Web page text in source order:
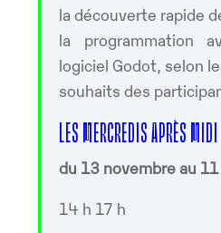
la découverte rapide
la programmation
logiciel Godot, selon
souhaits des
LES MERCREDIS APRÈS MIDI
du 13 novembre au
14 h 17 h